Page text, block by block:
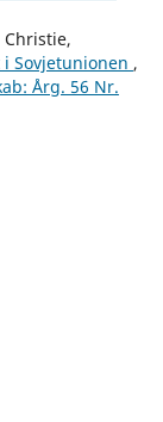
Sovjetunionen ,
Årg. 56 Nr.